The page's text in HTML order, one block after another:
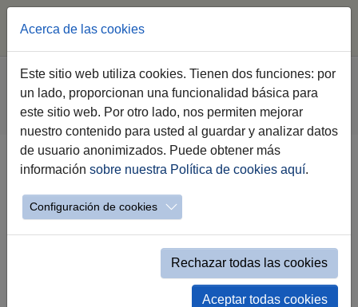
Saltar al contenido principal
Estás aquí:
Jerez.es Ayuntamiento
Gobierno
Agenda Institucional Gobierno
Evento Simple Alcaldía
Lunes 1 de Diciembre
lunes 01 de diciembre a las 11:00h
Acerca de las cookies
Este sitio web utiliza cookies. Tienen dos funciones: por
un lado, proporcionan una funcionalidad básica para
este sitio web. Por otro lado, nos permiten mejorar
nuestro contenido para usted al guardar y analizar datos
de usuario anonimizados. Puede obtener más
información sobre nuestra Política de cookies aquí.
Configuración de cookies
Rechazar todas las cookies
Aceptar todas cookies